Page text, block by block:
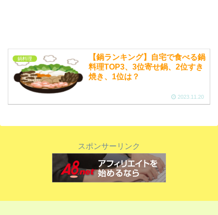
鍋料理
【鍋ランキング】自宅で食べる鍋
料理TOP3、3位寄せ鍋、2位すき
焼き、1位は？
2023.11.20
スポンサーリンク